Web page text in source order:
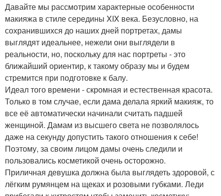
Давайте мы рассмотрим характерные особенности
макияжа в стиле середины XIX века. Безусловно, на
сохранившихся до наших дней портретах, дамы
выглядят идеальнее, нежели они выглядели в
реальности, но, поскольку для нас портреты - это
ближайший ориентир, к такому образу мы и будем
стремится при подготовке к балу.
Идеал того времени - скромная и естественная красота.
Только в том случае, если дама делала яркий макияж, то
все её автоматически начинали считать падшей
женщиной. Дамам из высшего света не позволялось
даже на секунду допустить такого отношения к себе!
Поэтому, за своим лицом дамы очень следили и
пользовались косметикой очень осторожно.
Приличная девушка должна была выглядеть здоровой, с
лёгким румянцем на щеках и розовыми губками. Леди